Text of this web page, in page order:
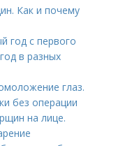
Как и почему
год с первого
в разных
глаз.
без операции
на лице.